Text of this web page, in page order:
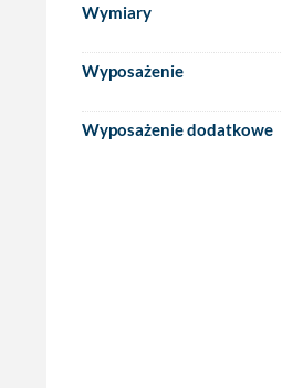
Wymiary
Wyposażenie
Wyposażenie dodatkowe